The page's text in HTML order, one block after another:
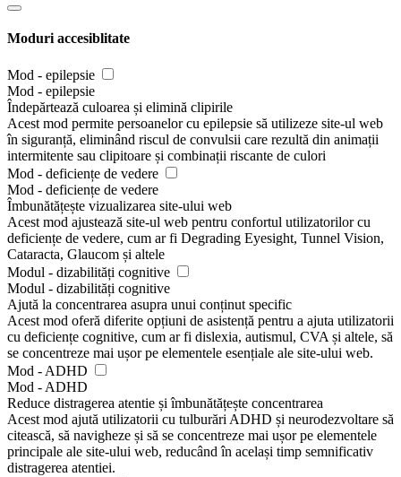
Moduri accesiblitate
Mod - epilepsie
Mod - epilepsie
Îndepărtează culoarea și elimină clipirile
Acest mod permite persoanelor cu epilepsie să utilizeze site-ul web
în siguranță, eliminând riscul de convulsii care rezultă din animații
intermitente sau clipitoare și combinații riscante de culori
Mod - deficiențe de vedere
Mod - deficiențe de vedere
Îmbunătățește vizualizarea site-ului web
Acest mod ajustează site-ul web pentru confortul utilizatorilor cu
deficiențe de vedere, cum ar fi Degrading Eyesight, Tunnel Vision,
Cataracta, Glaucom și altele
Modul - dizabilități cognitive
Modul - dizabilități cognitive
Ajută la concentrarea asupra unui conținut specific
Acest mod oferă diferite opțiuni de asistență pentru a ajuta utilizatorii
cu deficiențe cognitive, cum ar fi dislexia, autismul, CVA și altele, să
se concentreze mai ușor pe elementele esențiale ale site-ului web.
Mod - ADHD
Mod - ADHD
Reduce distragerea atentie și îmbunătățește concentrarea
Acest mod ajută utilizatorii cu tulburări ADHD și neurodezvoltare să
citească, să navigheze și să se concentreze mai ușor pe elementele
principale ale site-ului web, reducând în același timp semnificativ
distragerea atentiei.